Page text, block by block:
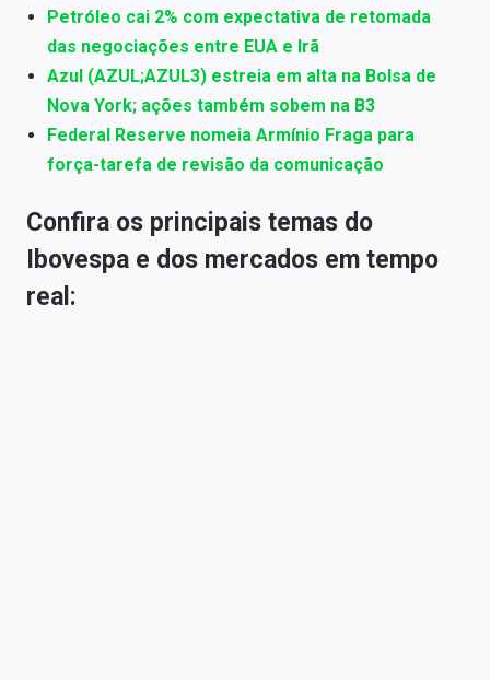
Petróleo cai 2% com expectativa de retomada
das negociações entre EUA e Irã
Azul (AZUL;AZUL3) estreia em alta na Bolsa de
Nova York; ações também sobem na B3
Federal Reserve nomeia Armínio Fraga para
força-tarefa de revisão da comunicação
Confira os principais temas do
Ibovespa e dos mercados em tempo
real: